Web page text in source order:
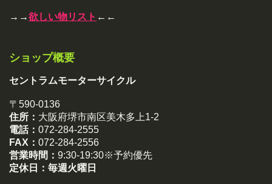
→→欲しい物リスト ←←
ショップ概要
セントラムモーターサイクル
〒590-0136
住所： 大阪府堺市南区美木多上1-2
電話： 072-284-2555
FAX： 072-284-2556
営業時間： 9:30-19:30※予約優先
定休日： 毎週火曜日